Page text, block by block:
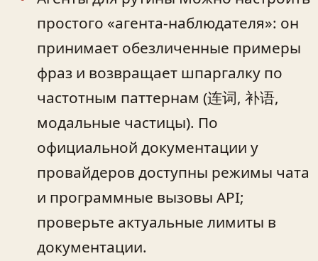
простого «агента‑наблюдателя»: он
принимает обезличенные примеры
фраз и возвращает шпаргалку по
частотным паттернам (连词, 补语,
модальные частицы). По
официальной документации у
провайдеров доступны режимы чата
и программные вызовы API;
проверьте актуальные лимиты в
документации.